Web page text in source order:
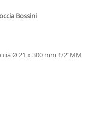
Bossini
Ø 21 x 300 mm 1/2”MM